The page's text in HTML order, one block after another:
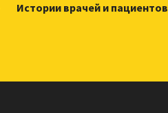
Истории врачей и пациентов